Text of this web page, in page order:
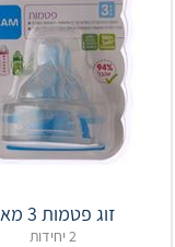
זוג פטמות 3 מאם
2 יחידות